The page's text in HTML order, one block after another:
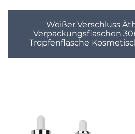
Weißer Verschluss
Verpackungsflaschen
Tropfenflasche